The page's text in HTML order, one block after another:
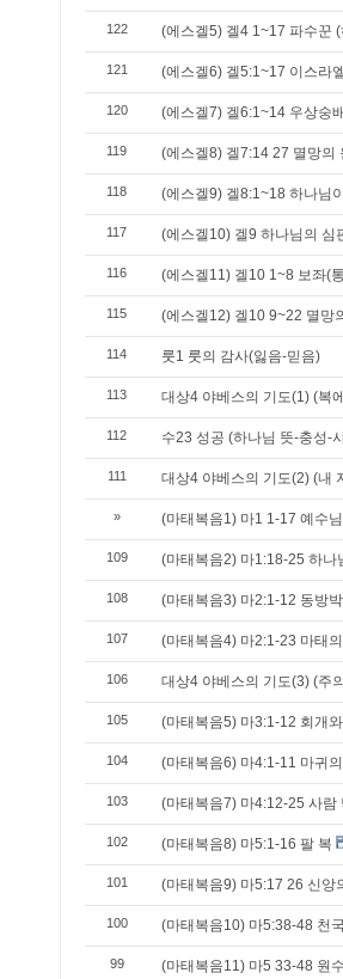
122 (에스겔5) 겔4 1~17 파수꾼
121 (에스겔6) 겔5:1~17 이스라
120 (에스겔7) 겔6:1~14 우상숭
119 (에스겔8) 겔7:14 27 멸망의
118 (에스겔9) 겔8:1~18 하나님
117 (에스겔10) 겔9 하나님의 심
116 (에스겔11) 겔10 1~8 보좌(
115 (에스겔12) 겔10 9~22 멸망
114 룻1 룻의 감사(잃음-믿음)
113 대상4 야베스의 기도(1) (복
112 수23 성공 (하나님 뜻-충성-
111 대상4 야베스의 기도(2) (내
» (마태복음1) 마1 1-17 예수
109 (마태복음2) 마1:18-25 하나
108 (마태복음3) 마2:1-12 동방
107 (마태복음4) 마2:1-23 마태
106 대상4 야베스의 기도(3) (주
105 (마태복음5) 마3:1-12 회개
104 (마태복음6) 마4:1-11 마귀
103 (마태복음7) 마4:12-25 사람
102 (마태복음8) 마5:1-16 팔 복
101 (마태복음9) 마5:17 26 신앙
100 (마태복음10) 마5:38-48 천
99 (마태복음11) 마5 33-48 원